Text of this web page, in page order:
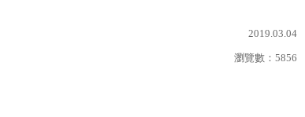
2019.03.04
瀏覽數： 5856